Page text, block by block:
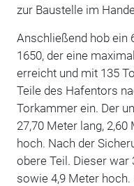
zur Baustelle im
Anschließend hob ein
1650, der eine
erreicht und mit 135
Teile des Hafentors
Torkammer ein. Der
27,70 Meter lang,
hoch. Nach der
obere Teil. Dieser war
sowie 4,9 Meter